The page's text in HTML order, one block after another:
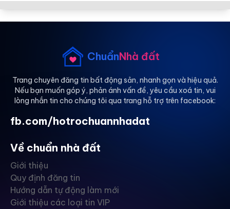
ChuẩnNhà đất
Trang chuyên đăng tin bất động sản, nhanh gọn và hiệu quả.
Nếu bạn muốn góp ý, phản ánh vấn đề, yêu cầu xoá tin, vui
lòng nhắn tin cho chúng tôi qua trang hỗ trợ trên facebook:
fb.com/hotrochuannhadat
Về chuẩn nhà đất
Giới thiệu
Quy định đăng tin
Hướng dẫn tự động làm mới
Giới thiệu các loại tin VIP